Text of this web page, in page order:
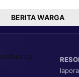
BERITA WARGA